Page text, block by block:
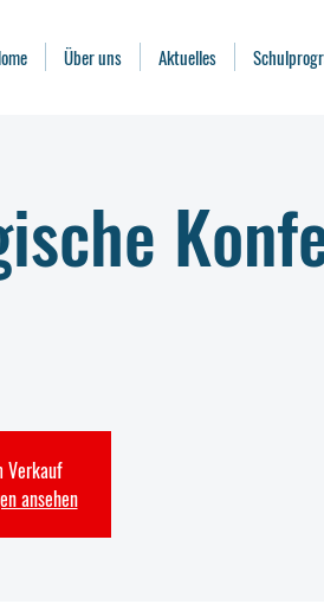
Über uns Aktuelles
Verkauf
ansehen